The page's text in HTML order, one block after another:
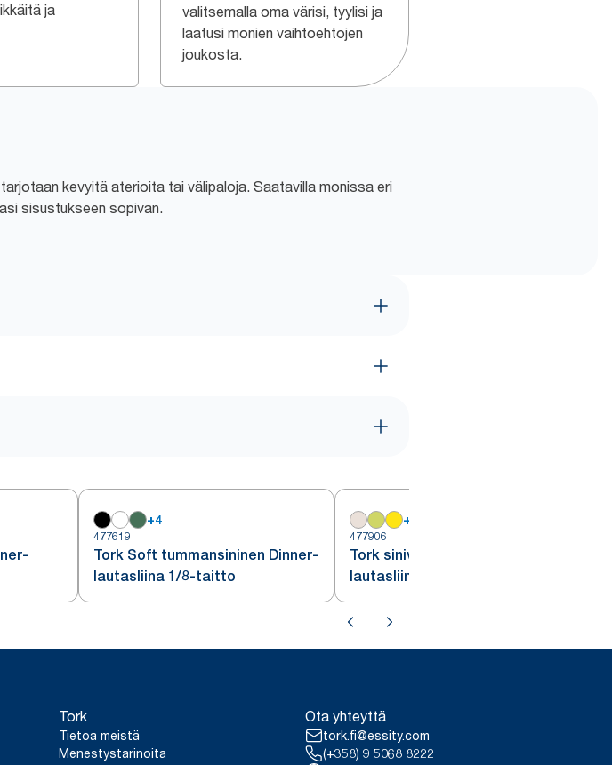
ja
valitsemalla oma värisi, tyylisi ja
laatusi monien vaihtoehtojen
joukosta.
kevyitä aterioita tai välipaloja. Saatavilla monissa eri
sisustukseen sopivan.
+4
477619
Tork Soft tummansininen Dinner-
lautasliina 1/8-taitto
+
477906
Tork sinivihreä Dinner -
lautasliina
Tork
Tietoa meistä
Menestystarinoita
Ota yhteyttä
tork.fi@essity.com
(+358) 9 5068 8222